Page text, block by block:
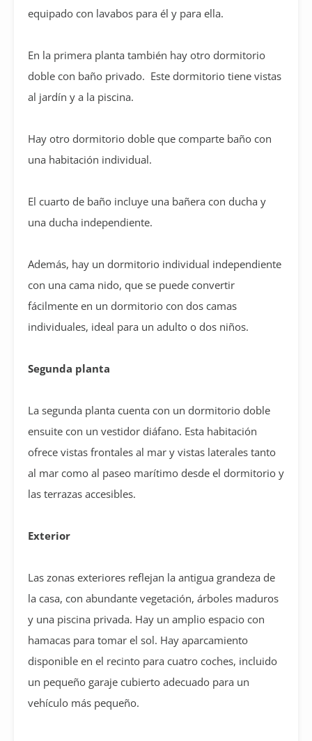
equipado con lavabos para él y para ella.
En la primera planta también hay otro dormitorio
doble con baño privado. Este dormitorio tiene vistas
al jardín y a la piscina.
Hay otro dormitorio doble que comparte baño con
una habitación individual.
El cuarto de baño incluye una bañera con ducha y
una ducha independiente.
Además, hay un dormitorio individual independiente
con una cama nido, que se puede convertir
fácilmente en un dormitorio con dos camas
individuales, ideal para un adulto o dos niños.
Segunda planta
La segunda planta cuenta con un dormitorio doble
ensuite con un vestidor diáfano. Esta habitación
ofrece vistas frontales al mar y vistas laterales tanto
al mar como al paseo marítimo desde el dormitorio y
las terrazas accesibles.
Exterior
Las zonas exteriores reflejan la antigua grandeza de
la casa, con abundante vegetación, árboles maduros
y una piscina privada. Hay un amplio espacio con
hamacas para tomar el sol. Hay aparcamiento
disponible en el recinto para cuatro coches, incluido
un pequeño garaje cubierto adecuado para un
vehículo más pequeño.